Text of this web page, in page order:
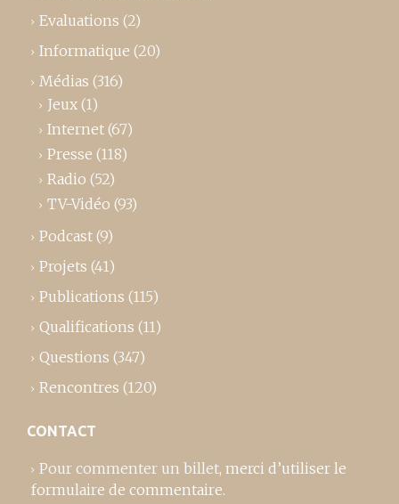
Evaluations (2)
Informatique (20)
Médias (316)
Jeux (1)
Internet (67)
Presse (118)
Radio (52)
TV-Vidéo (93)
Podcast (9)
Projets (41)
Publications (115)
Qualifications (11)
Questions (347)
Rencontres (120)
CONTACT
Pour commenter un billet, merci d’utiliser le
formulaire de commentaire.